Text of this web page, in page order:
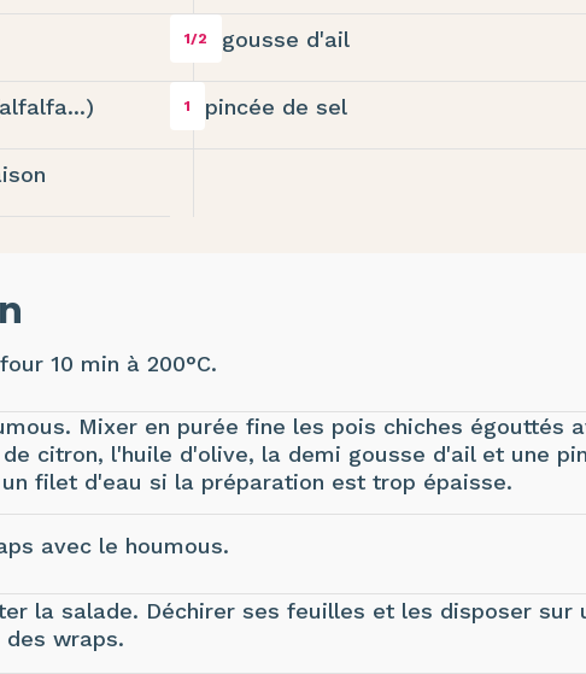
1/2 gousse d'ail
1 pincée de sel
10 min à 200°C.
Mixer en purée fine les pois chiches égouttés
citron, l'huile d'olive, la demi gousse d'ail et une
filet d'eau si la préparation est trop épaisse.
avec le houmous.
la salade. Déchirer ses feuilles et les disposer sur
wraps.